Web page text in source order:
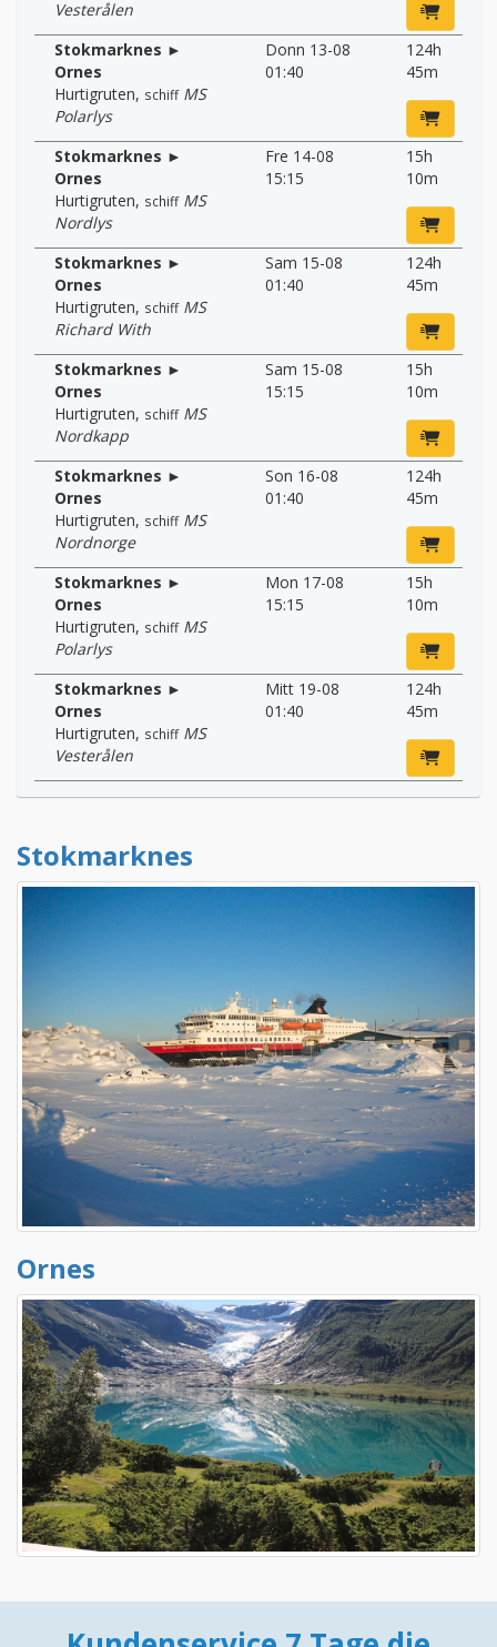
Vesterålen
Stokmarknes ►
Ornes
Hurtigruten, schiff MS
Polarlys
Donn 13-08
01:40
124h
45m
Stokmarknes ►
Ornes
Hurtigruten, schiff MS
Nordlys
Fre 14-08
15:15
15h
10m
Stokmarknes ►
Ornes
Hurtigruten, schiff MS
Richard With
Sam 15-08
01:40
124h
45m
Stokmarknes ►
Ornes
Hurtigruten, schiff MS
Nordkapp
Sam 15-08
15:15
15h
10m
Stokmarknes ►
Ornes
Hurtigruten, schiff MS
Nordnorge
Son 16-08
01:40
124h
45m
Stokmarknes ►
Ornes
Hurtigruten, schiff MS
Polarlys
Mon 17-08
15:15
15h
10m
Stokmarknes ►
Ornes
Hurtigruten, schiff MS
Vesterålen
Mitt 19-08
01:40
124h
45m
Stokmarknes
Ornes